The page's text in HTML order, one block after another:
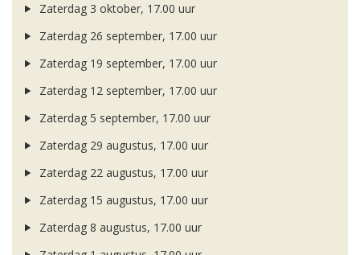
Zaterdag 3 oktober, 17.00 uur
Zaterdag 26 september, 17.00 uur
Zaterdag 19 september, 17.00 uur
Zaterdag 12 september, 17.00 uur
Zaterdag 5 september, 17.00 uur
Zaterdag 29 augustus, 17.00 uur
Zaterdag 22 augustus, 17.00 uur
Zaterdag 15 augustus, 17.00 uur
Zaterdag 8 augustus, 17.00 uur